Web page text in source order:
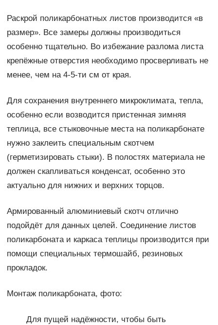
Раскрой поликарбонатных листов производится «в
размер». Все замеры должны производиться
особенно тщательно. Во избежание разлома листа
крепёжные отверстия необходимо просверливать не
менее, чем на 4-5-ти см от края.
Для сохранения внутреннего микроклимата, тепла,
особенно если возводится пристенная зимняя
теплица, все стыковочные места на поликарбонате
нужно заклеить специальным скотчем
(герметизировать стыки). В полостях материала не
должен скапливаться конденсат, особенно это
актуально для нижних и верхних торцов.
Армированный алюминиевый скотч отлично
подойдёт для данных целей. Соединение листов
поликарбоната и каркаса теплицы производится при
помощи специальных термошайб, резиновых
прокладок.
Монтаж поликарбоната, фото:
Для пущей надёжности, чтобы быть